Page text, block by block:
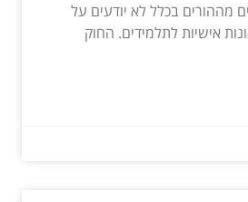
מההורים בכלל לא יודעים על
אישיות לתלמידים. החוק